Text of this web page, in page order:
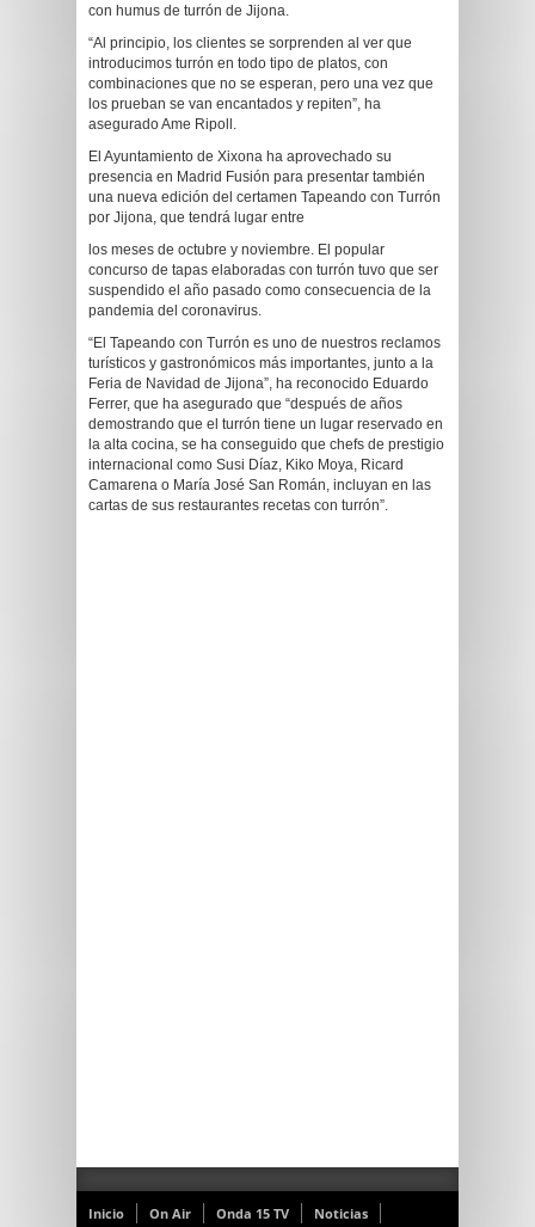
con humus de turrón de Jijona.
“Al principio, los clientes se sorprenden al ver que
introducimos turrón en todo tipo de platos, con
combinaciones que no se esperan, pero una vez que
los prueban se van encantados y repiten”, ha
asegurado Ame Ripoll.
El Ayuntamiento de Xixona ha aprovechado su
presencia en Madrid Fusión para presentar también
una nueva edición del certamen Tapeando con Turrón
por Jijona, que tendrá lugar entre
los meses de octubre y noviembre. El popular
concurso de tapas elaboradas con turrón tuvo que ser
suspendido el año pasado como consecuencia de la
pandemia del coronavirus.
“El Tapeando con Turrón es uno de nuestros reclamos
turísticos y gastronómicos más importantes, junto a la
Feria de Navidad de Jijona”, ha reconocido Eduardo
Ferrer, que ha asegurado que “después de años
demostrando que el turrón tiene un lugar reservado en
la alta cocina, se ha conseguido que chefs de prestigio
internacional como Susi Díaz, Kiko Moya, Ricard
Camarena o María José San Román, incluyan en las
cartas de sus restaurantes recetas con turrón”.
Inicio On Air Onda 15 TV Noticias